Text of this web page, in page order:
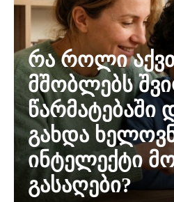
რა როლი
მშობლებს
წარმატებაში
გახდა
ინტელექტი
გასაღები?